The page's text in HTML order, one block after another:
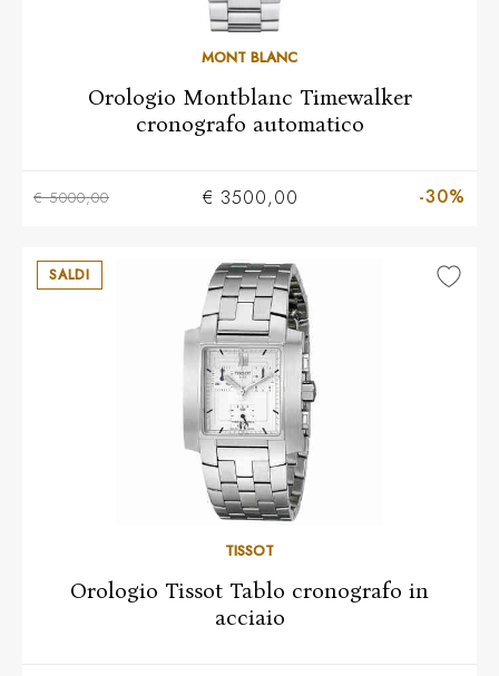
MONT BLANC
Orologio Montblanc Timewalker
cronografo automatico
€ 5000,00 € 3500,00 -30%
SALDI
TISSOT
Orologio Tissot Tablo cronografo in
acciaio